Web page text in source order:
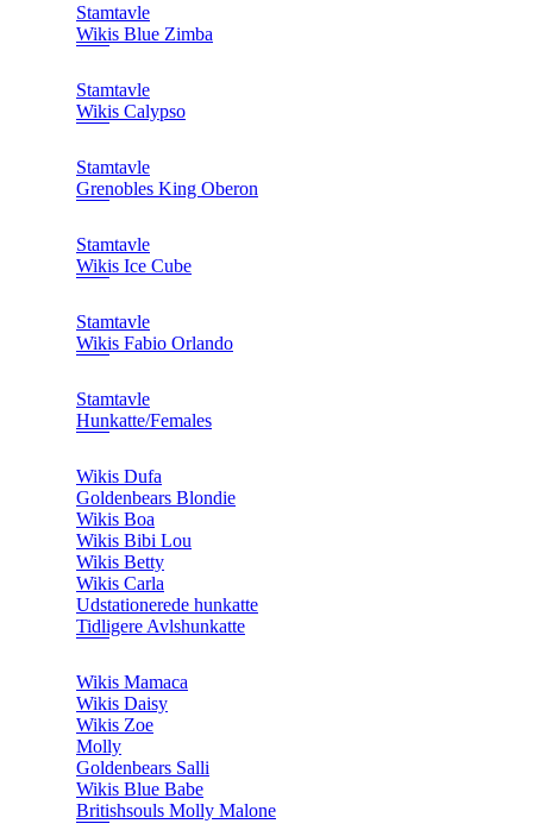
Stamtavle
Wikis Blue Zimba
Stamtavle
Wikis Calypso
Stamtavle
Grenobles King Oberon
Stamtavle
Wikis Ice Cube
Stamtavle
Wikis Fabio Orlando
Stamtavle
Hunkatte/Females
Wikis Dufa
Goldenbears Blondie
Wikis Boa
Wikis Bibi Lou
Wikis Betty
Wikis Carla
Udstationerede hunkatte
Tidligere Avlshunkatte
Wikis Mamaca
Wikis Daisy
Wikis Zoe
Molly
Goldenbears Salli
Wikis Blue Babe
Britishsouls Molly Malone